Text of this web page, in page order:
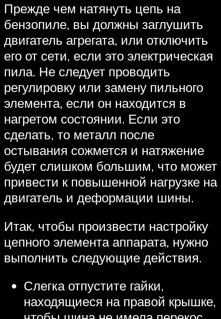
Прежде чем натянуть цепь на
бензопиле, вы должны заглушить
двигатель агрегата, или отключить
его от сети, если это электрическая
пила. Не следует проводить
регулировку или замену пильного
элемента, если он находится в
нагретом состоянии. Если это
сделать, то металл после
остывания сожмется и натяжение
будет слишком большим, что может
привести к повышенной нагрузке на
двигатель и деформации шины.
Итак, чтобы произвести настройку
цепного элемента аппарата, нужно
выполнить следующие действия.
Слегка отпустите гайки,
находящиеся на правой крышке,